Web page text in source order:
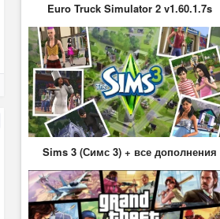
Euro Truck Simulator 2 v1.60.1.7s
Sims 3 (Симс 3) + все дополнения